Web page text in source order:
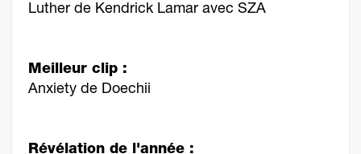
Luther de Kendrick Lamar avec SZA
Meilleur clip :
Anxiety de Doechii
Révélation de l'année :